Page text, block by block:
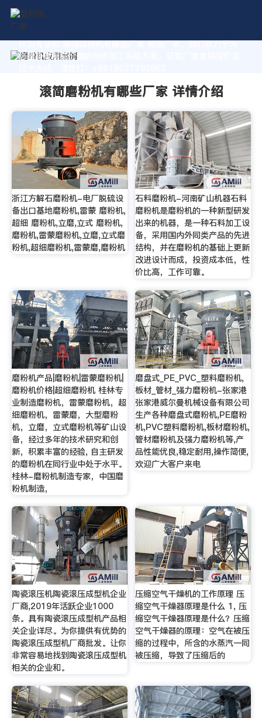
作为专业的 滚简磨粉机有哪些厂家 制造厂家，我们致力于为
您量身定制高价值的粉体加工系统方案。获取厂家直销报价及
滚简磨粉机有哪些厂家 详情介绍
浙江方解石磨粉机-电厂脱硫设
备出口基地磨粉机,雷蒙 磨粉机,
超细 磨粉机,立磨,立式 磨粉机,
磨粉机,雷蒙磨粉机,立磨,立式磨
粉机,超细磨粉机,雷蒙磨,磨粉机
石料磨粉机-河南矿山机器石料
磨粉机是磨粉机的一种新型研发
出来的机器，是一种石料加工设
备，采用国内外同类产品的先进
结构，并在磨粉机的基础上更新
改进设计而成，投资成本低，性
价比高，工作可靠。
磨粉机产品|磨粉机|雷蒙磨粉机|
磨粉机价格|超细磨粉机 桂林专
业制造磨粉机，雷蒙磨粉机，超
细磨粉机，雷蒙磨，大型磨粉
机，立磨，立式磨粉机等矿山设
备，经过多年的技术研究和创
新，积累丰富的经验, 自主研发
的磨粉机在同行业中处于水平。
桂林-磨粉机制造专家，中国磨
粉机制造，
磨盘式_PE_PVC_塑料磨粉机,
板材_管材_强力磨粉机-张家港
张家港威尔曼机械设备有限公司
生产各种磨盘式磨粉机,PE磨粉
机,PVC塑料磨粉机,板材磨粉机,
管材磨粉机及强力磨粉机等,产
品性能优良,稳定耐用,操作简便,
欢迎广大客户来电
陶瓷滚压机陶瓷滚压成型机企业
厂商,2019年活跃企业1000
条。具有陶瓷滚压成型机产品相
关企业详尽。为你提供有优势的
陶瓷滚压成型机厂商批发。让你
非常容易地找到陶瓷滚压成型机
相关的企业和。
压缩空气干燥机的工作原理 压
缩空气干燥器原理是什么 1, 压
缩空气干燥器原理是什么？压缩
空气干燥器的原理：空气在被压
缩的过程中，所含的水蒸汽一同
被压缩，导致了压缩后的